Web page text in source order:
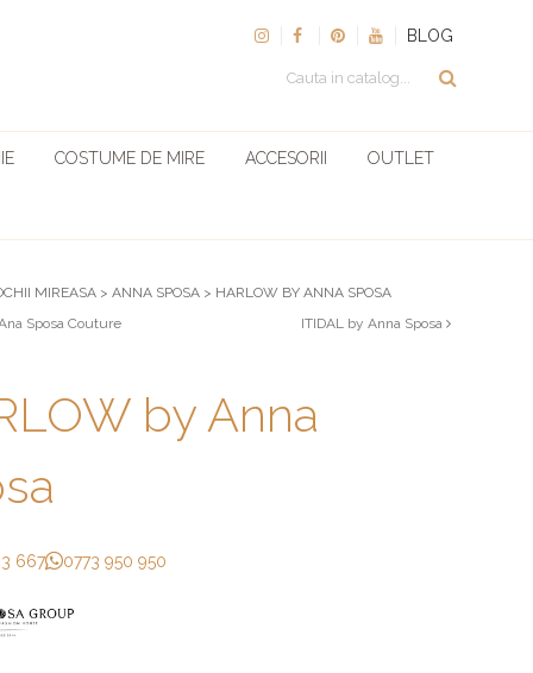
BLOG
COSTUME DE MIRE ACCESORII OUTLET
MIREASA >ANNA SPOSA > HARLOW BY ANNA SPOSA
Sposa Couture
ITIDAL by Anna Sposa
by Anna
667 0773 950 950